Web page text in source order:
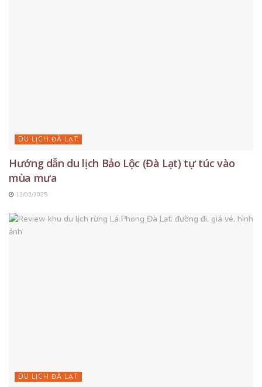
DU LỊCH ĐÀ LẠT
Hướng dẫn du lịch Bảo Lộc (Đà Lạt) tự túc vào
mùa mưa
12/02/2025
DU LỊCH ĐÀ LẠT